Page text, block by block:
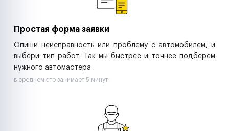
Простая форма заявки
Опиши неисправность или проблему с автомобилем, и
выбери тип работ. Так мы быстрее и точнее подберем
нужного автомастера
в среднем это занимает 5 минут